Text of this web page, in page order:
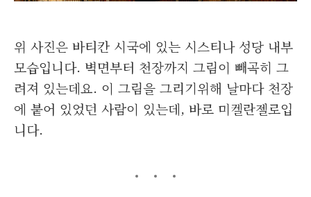
위 사진은 바티칸 시국에 있는 시스티나 성당 내부
모습입니다. 벽면부터 천장까지 그림이 빼곡히 그
려져 있는데요. 이 그림을 그리기위해 날마다 천장
에 붙어 있었던 사람이 있는데, 바로 미켈란젤로입
니다.